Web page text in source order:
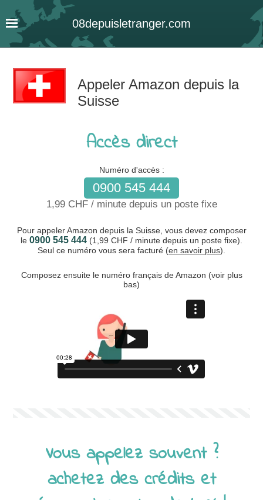
08depuisletranger.com
Appeler Amazon depuis la
Suisse
Accès direct
Numéro d'accès :
0900 545 444
1,99 CHF / minute depuis un poste fixe
Pour appeler Amazon depuis la Suisse, vous devez composer
le 0900 545 444 (1,99 CHF / minute depuis un poste fixe).
Seul ce numéro vous sera facturé (en savoir plus).
Composez ensuite le numéro français de Amazon (voir plus
bas)
Vous appelez souvent ?
achetez des crédits et